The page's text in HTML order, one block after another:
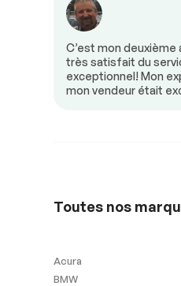
Siège à commande
électrique
Volant en cuir
C’est mon deuxième
très satisfait du
exceptionnel! Mon
mon vendeur était
Toutes nos
Acura
BMW